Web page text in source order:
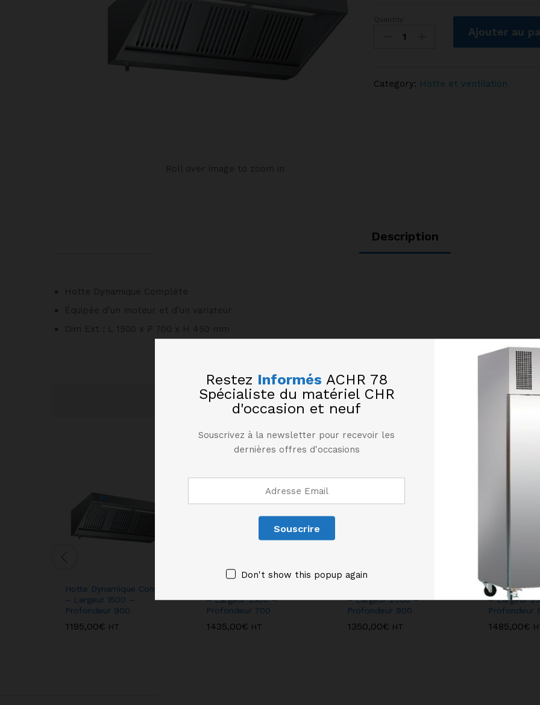
Dynamique
Largeur
Ajouter au
Category: Hotte et ventilation
Description
Produits similaires
Hotte Dynamique Complète
– Largeur 1500 –
Profondeur 900
1195,00€ HT
– Largeur 2500 –
Profondeur 700
1435,00€ HT
– Largeur 2000 –
Profondeur 900
1350,00€ HT
Hotte
– Largeur
Profondeur
1485,00€
Restez Informés ACHR 78
Spécialiste du matériel CHR
d'occasion et neuf
Souscrivez à la newsletter pour recevoir les
dernières offres d'occasions
Don't show this popup again